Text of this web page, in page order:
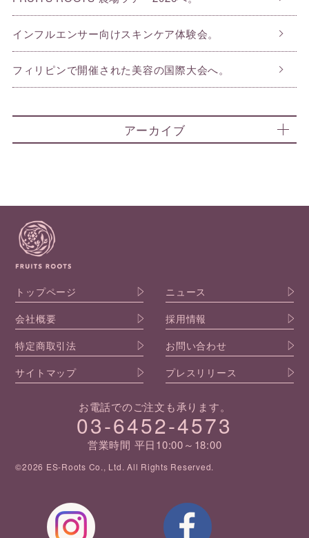
インフルエンサー向けスキンケア体験会。
フィリピンで開催された美容の国際大会へ。
アーカイブ
トップページ
ニュース
会社概要
採用情報
特定商取引法
お問い合わせ
サイトマップ
プレスリリース
お電話でのご注文も承ります。
03-6452-4573
営業時間 平日10:00～18:00
©2026 ES-Roots Co., Ltd. All Rights Reserved.